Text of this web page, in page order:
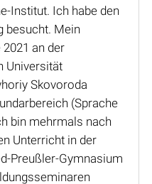
Institut. Ich habe den
besucht. Mein
an der
Universität
Skovoroda
(Sprache
bin mehrmals nach
Unterricht in der
Preußler-Gymnasium